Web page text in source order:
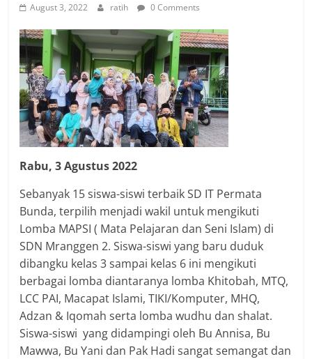
August 3, 2022 ratih 0 Comments
Rabu, 3 Agustus 2022
Sebanyak 15 siswa-siswi terbaik SD IT Permata
Bunda, terpilih menjadi wakil untuk mengikuti
Lomba MAPSI ( Mata Pelajaran dan Seni Islam) di
SDN Mranggen 2. Siswa-siswi yang baru duduk
dibangku kelas 3 sampai kelas 6 ini mengikuti
berbagai lomba diantaranya lomba Khitobah, MTQ,
LCC PAI, Macapat Islami, TIKI/Komputer, MHQ,
Adzan & Iqomah serta lomba wudhu dan shalat.
Siswa-siswi yang didampingi oleh Bu Annisa, Bu
Mawwa, Bu Yani dan Pak Hadi sangat semangat dan